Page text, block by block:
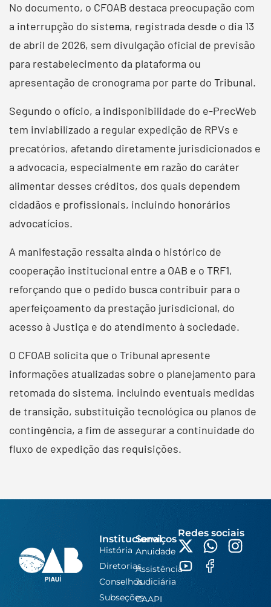
No documento, o CFOAB destaca preocupação com
a interrupção do sistema, registrada desde o dia 13
de abril de 2026, sem divulgação oficial de previsão
para restabelecimento da plataforma ou
apresentação de cronograma por parte do Tribunal.
Segundo o ofício, a indisponibilidade do e-PrecWeb
tem inviabilizado a regular expedição de RPVs e
precatórios, afetando diretamente jurisdicionados e
a advocacia, especialmente em razão do caráter
alimentar desses créditos, dos quais dependem
cidadãos e profissionais, incluindo honorários
advocatícios.
A manifestação ressalta ainda o histórico de
cooperação institucional entre a OAB e o TRF1,
reforçando que o pedido busca contribuir para o
aperfeiçoamento da prestação jurisdicional, do
acesso à Justiça e do atendimento à sociedade.
O CFOAB solicita que o Tribunal apresente
informações atualizadas sobre o planejamento para
retomada do sistema, incluindo eventuais medidas
de transição, substituição tecnológica ou planos de
contingência, a fim de assegurar a continuidade do
fluxo de expedição das requisições.
Institucional
História
Diretorias
Conselhos
Subseções
Serviços
Anuidade
Assistência
Judiciária
CAAPI
Redes sociais